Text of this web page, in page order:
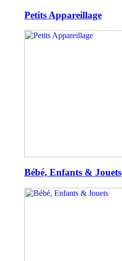
Petits Appareillage
Bébé, Enfants & Jouets